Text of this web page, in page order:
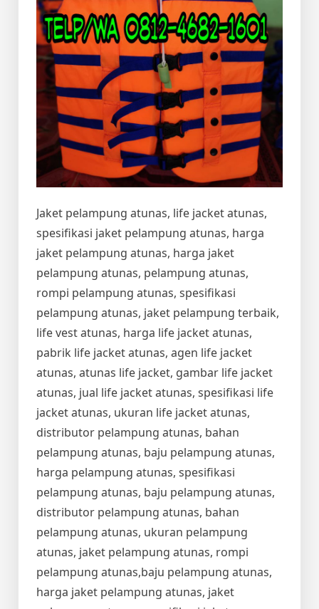
Jaket pelampung atunas, life jacket atunas,
spesifikasi jaket pelampung atunas, harga
jaket pelampung atunas, harga jaket
pelampung atunas, pelampung atunas,
rompi pelampung atunas, spesifikasi
pelampung atunas, jaket pelampung terbaik,
life vest atunas, harga life jacket atunas,
pabrik life jacket atunas, agen life jacket
atunas, atunas life jacket, gambar life jacket
atunas, jual life jacket atunas, spesifikasi life
jacket atunas, ukuran life jacket atunas,
distributor pelampung atunas, bahan
pelampung atunas, baju pelampung atunas,
harga pelampung atunas, spesifikasi
pelampung atunas, baju pelampung atunas,
distributor pelampung atunas, bahan
pelampung atunas, ukuran pelampung
atunas, jaket pelampung atunas, rompi
pelampung atunas,baju pelampung atunas,
harga jaket pelampung atunas, jaket